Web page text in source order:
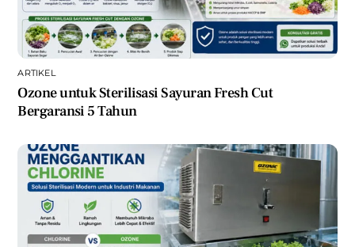
ARTIKEL
Ozone untuk Sterilisasi Sayuran Fresh Cut
Bergaransi 5 Tahun